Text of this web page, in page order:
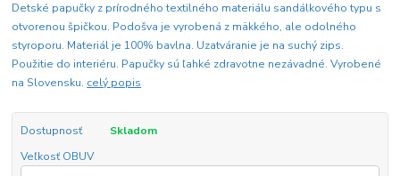
Detské papučky z prírodného textilného materiálu sandálkového typu s
otvorenou špičkou. Podošva je vyrobená z mäkkého, ale odolného
styroporu. Materiál je 100% bavlna. Uzatváranie je na suchý zips.
Použitie do interiéru. Papučky sú ľahké zdravotne nezávadné. Vyrobené
na Slovensku. celý popis
Dostupnosť
Skladom
Veľkosť OBUV